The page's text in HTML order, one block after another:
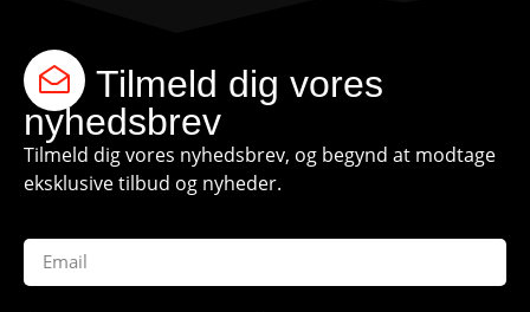
Tilmeld dig vores
nyhedsbrev
Tilmeld dig vores nyhedsbrev, og begynd at modtage
eksklusive tilbud og nyheder.